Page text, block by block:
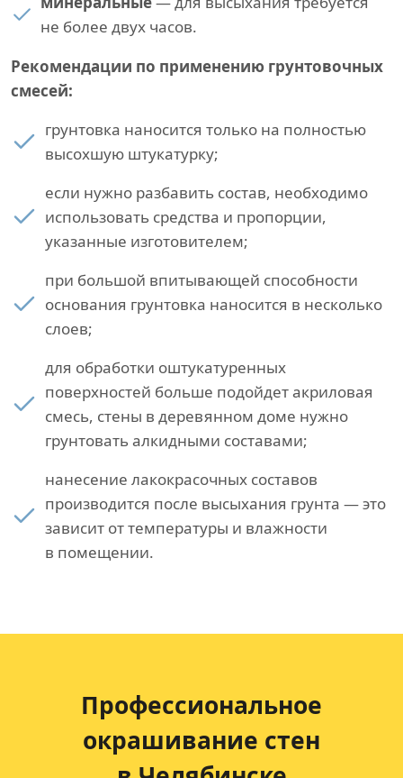
не более двух часов.
Рекомендации по применению грунтовочных
смесей:
грунтовка наносится только на полностью
высохшую штукатурку;
если нужно разбавить состав, необходимо
использовать средства и пропорции,
указанные изготовителем;
при большой впитывающей способности
основания грунтовка наносится в несколько
слоев;
для обработки оштукатуренных
поверхностей больше подойдет акриловая
смесь, стены в деревянном доме нужно
грунтовать алкидными составами;
нанесение лакокрасочных составов
производится после высыхания грунта — это
зависит от температуры и влажности
в помещении.
Профессиональное
окрашивание стен